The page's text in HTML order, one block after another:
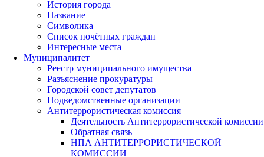
История города
Название
Символика
Список почётных граждан
Интересные места
Муниципалитет
Реестр муниципального имущества
Разъяснение прокуратуры
Городской совет депутатов
Подведомственные организации
Антитеррористическая комиссия
Деятельность Антитеррористической комиссии
Обратная связь
НПА АНТИТЕРРОРИСТИЧЕСКОЙ
КОМИССИИ